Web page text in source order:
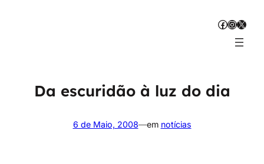
Facebook
X
Da escuridão à luz do dia
6 de Maio, 2008—em notícias